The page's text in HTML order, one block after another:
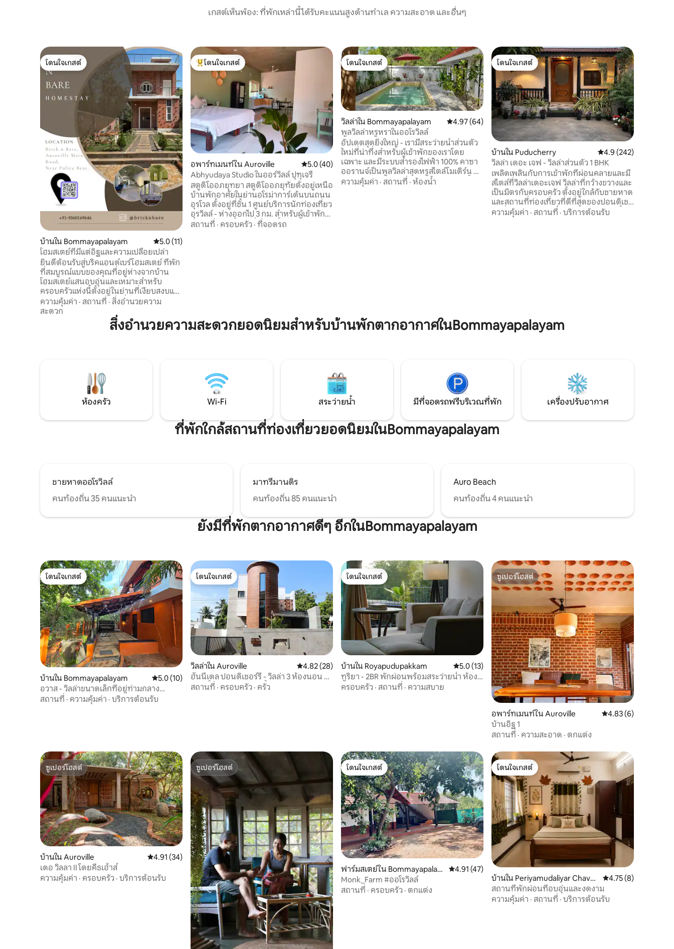
เกสต์เห็นพ้อง: ที่พักเหล่านี้ได้รับคะแนนสูงด้านทำเล ความสะอาด และอื่นๆ
โดนใจเกสต์
โดนใจเกสต์
บ้านใน Bommayapalayam คะแนนเฉลี่ย 5.0 จาก 5, 11 รีวิว
5.0 (11)
โฮมสเตย์ที่มีแต่อิฐและความเปลือยเปล่า
ยินดีต้อนรับสู่บริคแอนด์เบร์โฮมสเตย์ ที่พัก
ที่สมบูรณ์แบบของคุณที่อยู่ห่างจากบ้าน
โฮมสเตย์แสนอบอุ่นและเหมาะสำหรับ
ครอบครัวแห่งนี้ตั้งอยู่ในย่านที่เงียบสงบและ
เขียวชอุ่ม เหมาะสำหรับผู้ที่ต้องการผ่อน
คลาย เติมพลัง และใช้เวลาอย่างมีคุณภาพ
ห้องน้ำ และของว่างต้อนรับให้ * ห้องครัว
ความคุ้มค่า · สถานที่ · สิ่งอำนวยความ
สะดวก
โดนใจเกสต์ที่สุด
โดนใจเกสต์
อพาร์ทเมนท์ใน Auroville คะแนนเฉลี่ย 5.0 จาก 5, 40 รีวิว
5.0 (40)
Abhyudaya Studio ในออร์วิลล์ ปุฑุเจรี
สตูดิโออภยุทยา สตูดิโออภยุทัยตั้งอยู่เหนือ
บ้านพักอาศัยในย่านอโรม่าการ์เด้นบนถนน
อุรโวล ตั้งอยู่ที่ชั้น 1 ศูนย์บริการนักท่องเที่ยว
อุรวิลล์ - ห่างออกไป 3 กม. สำหรับผู้เข้าพัก
2–3 คน ห้องน้ำมีเครื่องทำน้ำร้อน ครัวเล็ก
สถานที่ · ครอบครัว · ที่จอดรถ
โดนใจเกสต์
โดนใจเกสต์
วิลล่าใน Bommayapalayam คะแนนเฉลี่ย 4.97 จาก 5, 64 รีวิว
4.97 (64)
พูลวิลล่าหรูหราในออโรวิลล์
อัปเดตสุดยิ่งใหญ่ - เรามีสระว่ายน้ำส่วนตัว
ใหม่ที่น่าทึ่งสำหรับผู้เข้าพักของเราโดย
เฉพาะ และมีระบบสำรองไฟฟ้า 100% คาซา
ออรานจ์เป็นพูลวิลล่าสุดหรูสไตล์โมเดิร์น ตั้ง
อยู่ถัดจากสวนพฤกษศาสตร์ออโรวิลล์ ตั้ง
อยู่ใจกลางชุมชนส่วนตัวที่มีประตูกั้นทางเข้า
ความคุ้มค่า · สถานที่ · ห้องน้ำ
โดนใจเกสต์
โดนใจเกสต์
บ้านใน Puducherry คะแนนเฉลี่ย 4.9 จาก
4.9 (242)
วิลล่า เดอะ เจฟ - วิลล่าส่วนตัว 1 BHK
เพลิดเพลินกับการเข้าพักที่ผ่อนคลายและมี
สไตล์ที่วิลล่าเดอะเจฟ วิลล่าที่กว้างขวางและ
เป็นมิตรกับครอบครัว ตั้งอยู่ใกล้กับชายหาด
และสถานที่ท่องเที่ยวที่ดีที่สุดของปอนดิเชอ
ร์รี ที่พักมีห้องนอนที่สะดวกสบาย ห้องน้ำ
สะอาด WiFi เร็ว และพื้นที่นั่งเล่นที่อบอุ่น
ความคุ้มค่า · สถานที่ · บริการต้อนรับ
สิ่งอำนวยความสะดวกยอดนิยมสำหรับบ้านพักตากอากาศในBommayapalayam
ห้องครัว Wi-Fi สระว่ายน้ำ มีที่จอดรถฟรีบริเวณที่พัก เครื่องปรับอากาศ
ที่พักใกล้สถานที่ท่องเที่ยวยอดนิยมในBommayapalayam
ชายหาดออโรวิลล์
คนท้องถิ่น 35 คนแนะนำ
มาทรีมานดิร
คนท้องถิ่น 85 คนแนะนำ
Auro Beach
คนท้องถิ่น 4 คนแนะนำ
ยังมีที่พักตากอากาศดีๆ อีกในBommayapalayam
โดนใจเกสต์
โดนใจเกสต์
บ้านใน Bommayapalayam คะแนนเฉลี่ย 5.0 จาก 5, 10 รีวิว
5.0 (10)
อวาส - วิลล่าขนาดเล็กที่อยู่ท่ามกลาง
ธรรมชาติ
สถานที่ · ความคุ้มค่า · บริการต้อนรับ
โดนใจเกสต์
โดนใจเกสต์
วิลล่าใน Auroville คะแนนเฉลี่ย 4.82 จาก 5, 28 รีวิว
4.82 (28)
ฮันนีเดล ปอนดิเชอร์รี - วิลล่า 3 ห้องนอน 3
ห้องน้ำ พร้อมสระว่ายน้ำ
สถานที่ · ครอบครัว · ครัว
โดนใจเกสต์
โดนใจเกสต์
บ้านใน Royapudupakkam คะแนนเฉลี่ย 5.0 จาก 5, 13 รีวิว
5.0 (13)
ทูริยา - 2BR พักผ่อนพร้อมสระว่ายน้ำ ห้อง
ออกกำลังกาย และพิคเคิลบอล
ครอบครัว · สถานที่ · ความสบาย
ซูเปอร์โฮสต์
ซูเปอร์โฮสต์
อพาร์ทเมนท์ใน Auroville คะแนนเฉลี่ย 4.83 จา
4.83 (6)
บ้านอิฐ 1
สถานที่ · ความสะอาด · ตกแต่ง
ซูเปอร์โฮสต์
ซูเปอร์โฮสต์
บ้านใน Auroville คะแนนเฉลี่ย 4.91 จาก 5, 34 รีวิว
4.91 (34)
เดอ วิลลา II โดยคีธเฮ้าส์
ความคุ้มค่า · ครอบครัว · บริการต้อนรับ
ซูเปอร์โฮสต์
ซูเปอร์โฮสต์
โดนใจเกสต์
โดนใจเกสต์
ฟาร์มสเตย์ใน Bommayapalaya
m
คะแนนเฉลี่ย 4.91 จาก 5, 47 รีวิว
4.91 (47)
Monk_Farm #ออโรวิลล์
สถานที่ · ครอบครัว · ตกแต่ง
โดนใจเกสต์
โดนใจเกสต์
บ้านใน Periyamudaliyar Chavad
i
คะแนนเฉลี่ย 4.75 จา
4.75 (8)
สถานที่พักผ่อนที่อบอุ่นและงดงาม
ความคุ้มค่า · สถานที่ · บริการต้อนรับ